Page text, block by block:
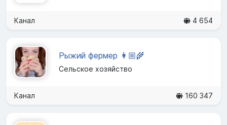
Канал 4 654
Рыжий фермер 👩🏼‍🌾
Сельское хозяйство
Канал 160 347